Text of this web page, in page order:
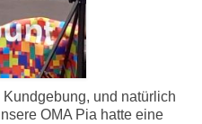
und natürlich
OMA Pia hatte eine